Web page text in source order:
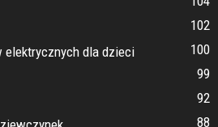
102
elektrycznych dla dzieci
100
99
92
88